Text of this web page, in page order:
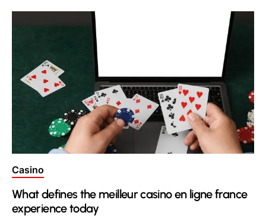
Posted
Casino
What defines the meilleur casino en ligne france
experience today